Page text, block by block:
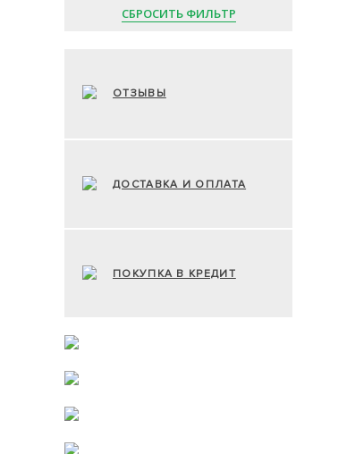
СБРОСИТЬ ФИЛЬТР
ОТЗЫВЫ
ДОСТАВКА И ОПЛАТА
ПОКУПКА В КРЕДИТ